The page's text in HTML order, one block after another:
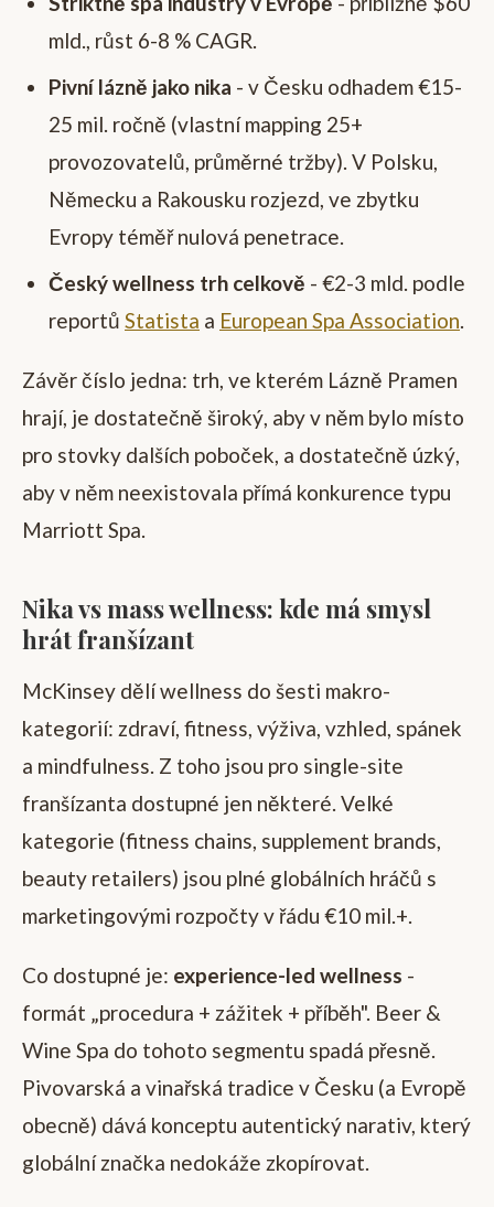
mld., růst 6-8 % CAGR.
Pivní lázně jako nika - v Česku odhadem €15-
25 mil. ročně (vlastní mapping 25+
provozovatelů, průměrné tržby). V Polsku,
Německu a Rakousku rozjezd, ve zbytku
Evropy téměř nulová penetrace.
Český wellness trh celkově - €2-3 mld. podle
reportů Statista a European Spa Association.
Závěr číslo jedna: trh, ve kterém Lázně Pramen
hrají, je dostatečně široký, aby v něm bylo místo
pro stovky dalších poboček, a dostatečně úzký,
aby v něm neexistovala přímá konkurence typu
Marriott Spa.
Nika vs mass wellness: kde má smysl
hrát franšízant
McKinsey dělí wellness do šesti makro-
kategorií: zdraví, fitness, výživa, vzhled, spánek
a mindfulness. Z toho jsou pro single-site
franšízanta dostupné jen některé. Velké
kategorie (fitness chains, supplement brands,
beauty retailers) jsou plné globálních hráčů s
marketingovými rozpočty v řádu €10 mil.+.
Co dostupné je: experience-led wellness -
formát „procedura + zážitek + příběh". Beer &
Wine Spa do tohoto segmentu spadá přesně.
Pivovarská a vinařská tradice v Česku (a Evropě
obecně) dává konceptu autentický narativ, který
globální značka nedokáže zkopírovat.